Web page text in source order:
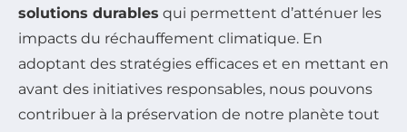
solutions durables qui permettent d’atténuer les
impacts du réchauffement climatique. En
adoptant des stratégies efficaces et en mettant en
avant des initiatives responsables, nous pouvons
contribuer à la préservation de notre planète tout